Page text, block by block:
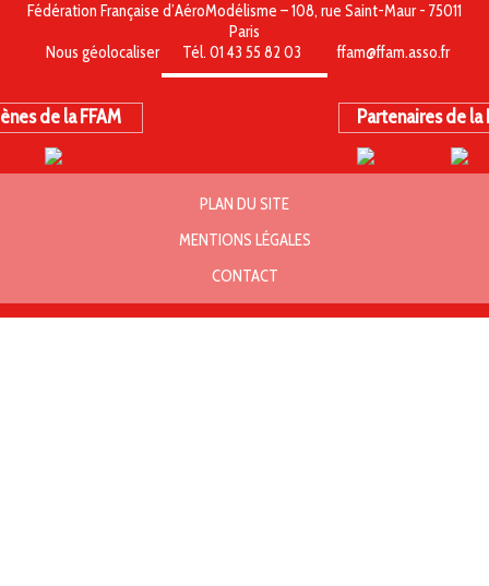
Fédération Française d’AéroModélisme – 108, rue Saint-Maur - 75011
Paris
Nous géolocaliser
Tél. 01 43 55 82 03 ffam@ffam.asso.fr
de la FFAM Partenaires de la
PLAN DU SITE
MENTIONS LÉGALES
CONTACT